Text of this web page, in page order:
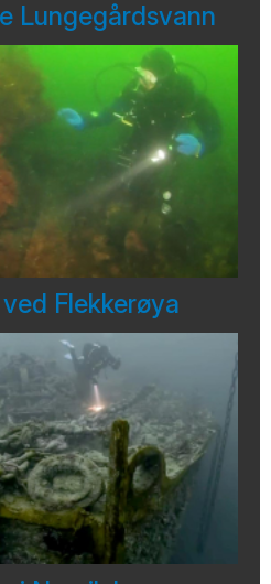
Lungegårdsvann
Flekkerøya